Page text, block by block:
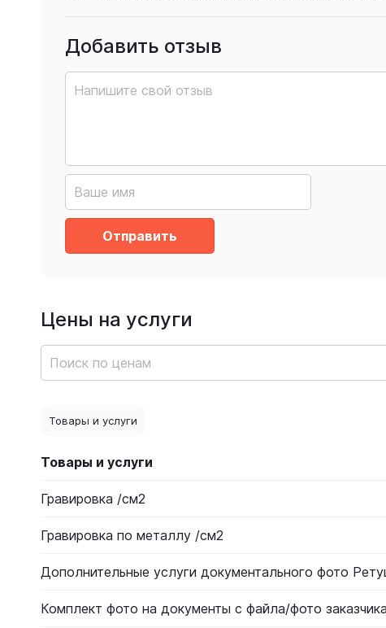
Добавить отзыв
Отправить
Цены на услуги
Товары и услуги
Товары и услуги
Гравировка /см2
Гравировка по металлу /см2
Дополнительные услуги документального фото
Комплект фото на документы с файла/фото